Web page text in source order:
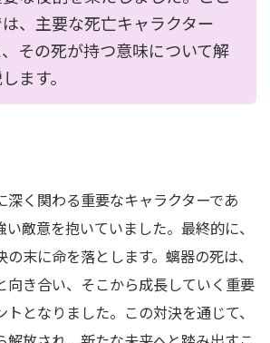
、主要な死亡キャラクター
、その死が持つ意味について解
ます。
深く関わる重要なキャラクターであ
敵意を抱いていました。最終的に、
末に命を落とします。螭器の死は、
向き合い、そこから成長していく重要
となりました。この対決を通じて、